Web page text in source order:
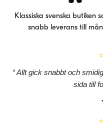
Klassiska svenska butiken
snabb leverans till
Allt gick snabbt och
sida till